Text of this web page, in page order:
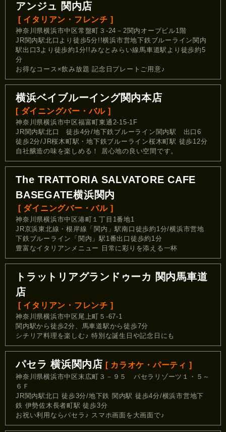
アンジュ 関内店
[ イタリアン・フレンチ ]
神奈川県横浜市中区常盤町３-24－2関内オーブビル1階
JR関内駅北口より徒歩5分!!横浜市営地下鉄ブルーライン関内
駅出口3より徒歩約1分!!みなとみらい線馬車道駅より徒歩約5
分
お得なコース×飲み放題 記念日プレートご用意♪
横浜ベイブルーイング関内本店
[ ダイニングバー・バル ]
神奈川県横浜市中区福富町東通2-15-1F
JR関内駅北口 徒歩4分/地下鉄ブルーライン関内駅 出口6
徒歩2分/JR桜木町駅・地下鉄ブルーライン桜木町駅 徒歩12分
自社醸造の味を楽しめる！ 居心地の良い空間です。
The TRATTORIA SALVATORE CAFE
BASEGATE横浜関内
[ ダイニングバー・バル ]
神奈川県横浜市中区港町１丁目1番地1
JR京浜東北線・根岸線「関内」駅南口徒歩約1分/横浜市営地
下鉄ブルーライン「関内」駅1番出口徒歩約1分
豊富なイタリアンメニュー 日常に彩りを添える一杯
トラットリアグランドゥーカ 関内馬車道
店
[ イタリアン・フレンチ ]
神奈川県横浜市中区尾上町５-67-1
関内駅から徒歩2分、馬車道駅から徒歩7分
シチリア料理を楽しむ♪ 特別な誕生日や記念日にも
パセラ 横浜関内店 [ カラオケ・パーティ ]
神奈川県横浜市中区末広町３－９５ パセラリゾーツ１・５～
６Ｆ
JR関内駅北口 徒歩3分/地下鉄 関内駅 徒歩4分/横浜市営地下
鉄 伊勢佐木長者町駅 徒歩3分
お祝い利用ならパセラ♪ スマホ画面を大画面で♪